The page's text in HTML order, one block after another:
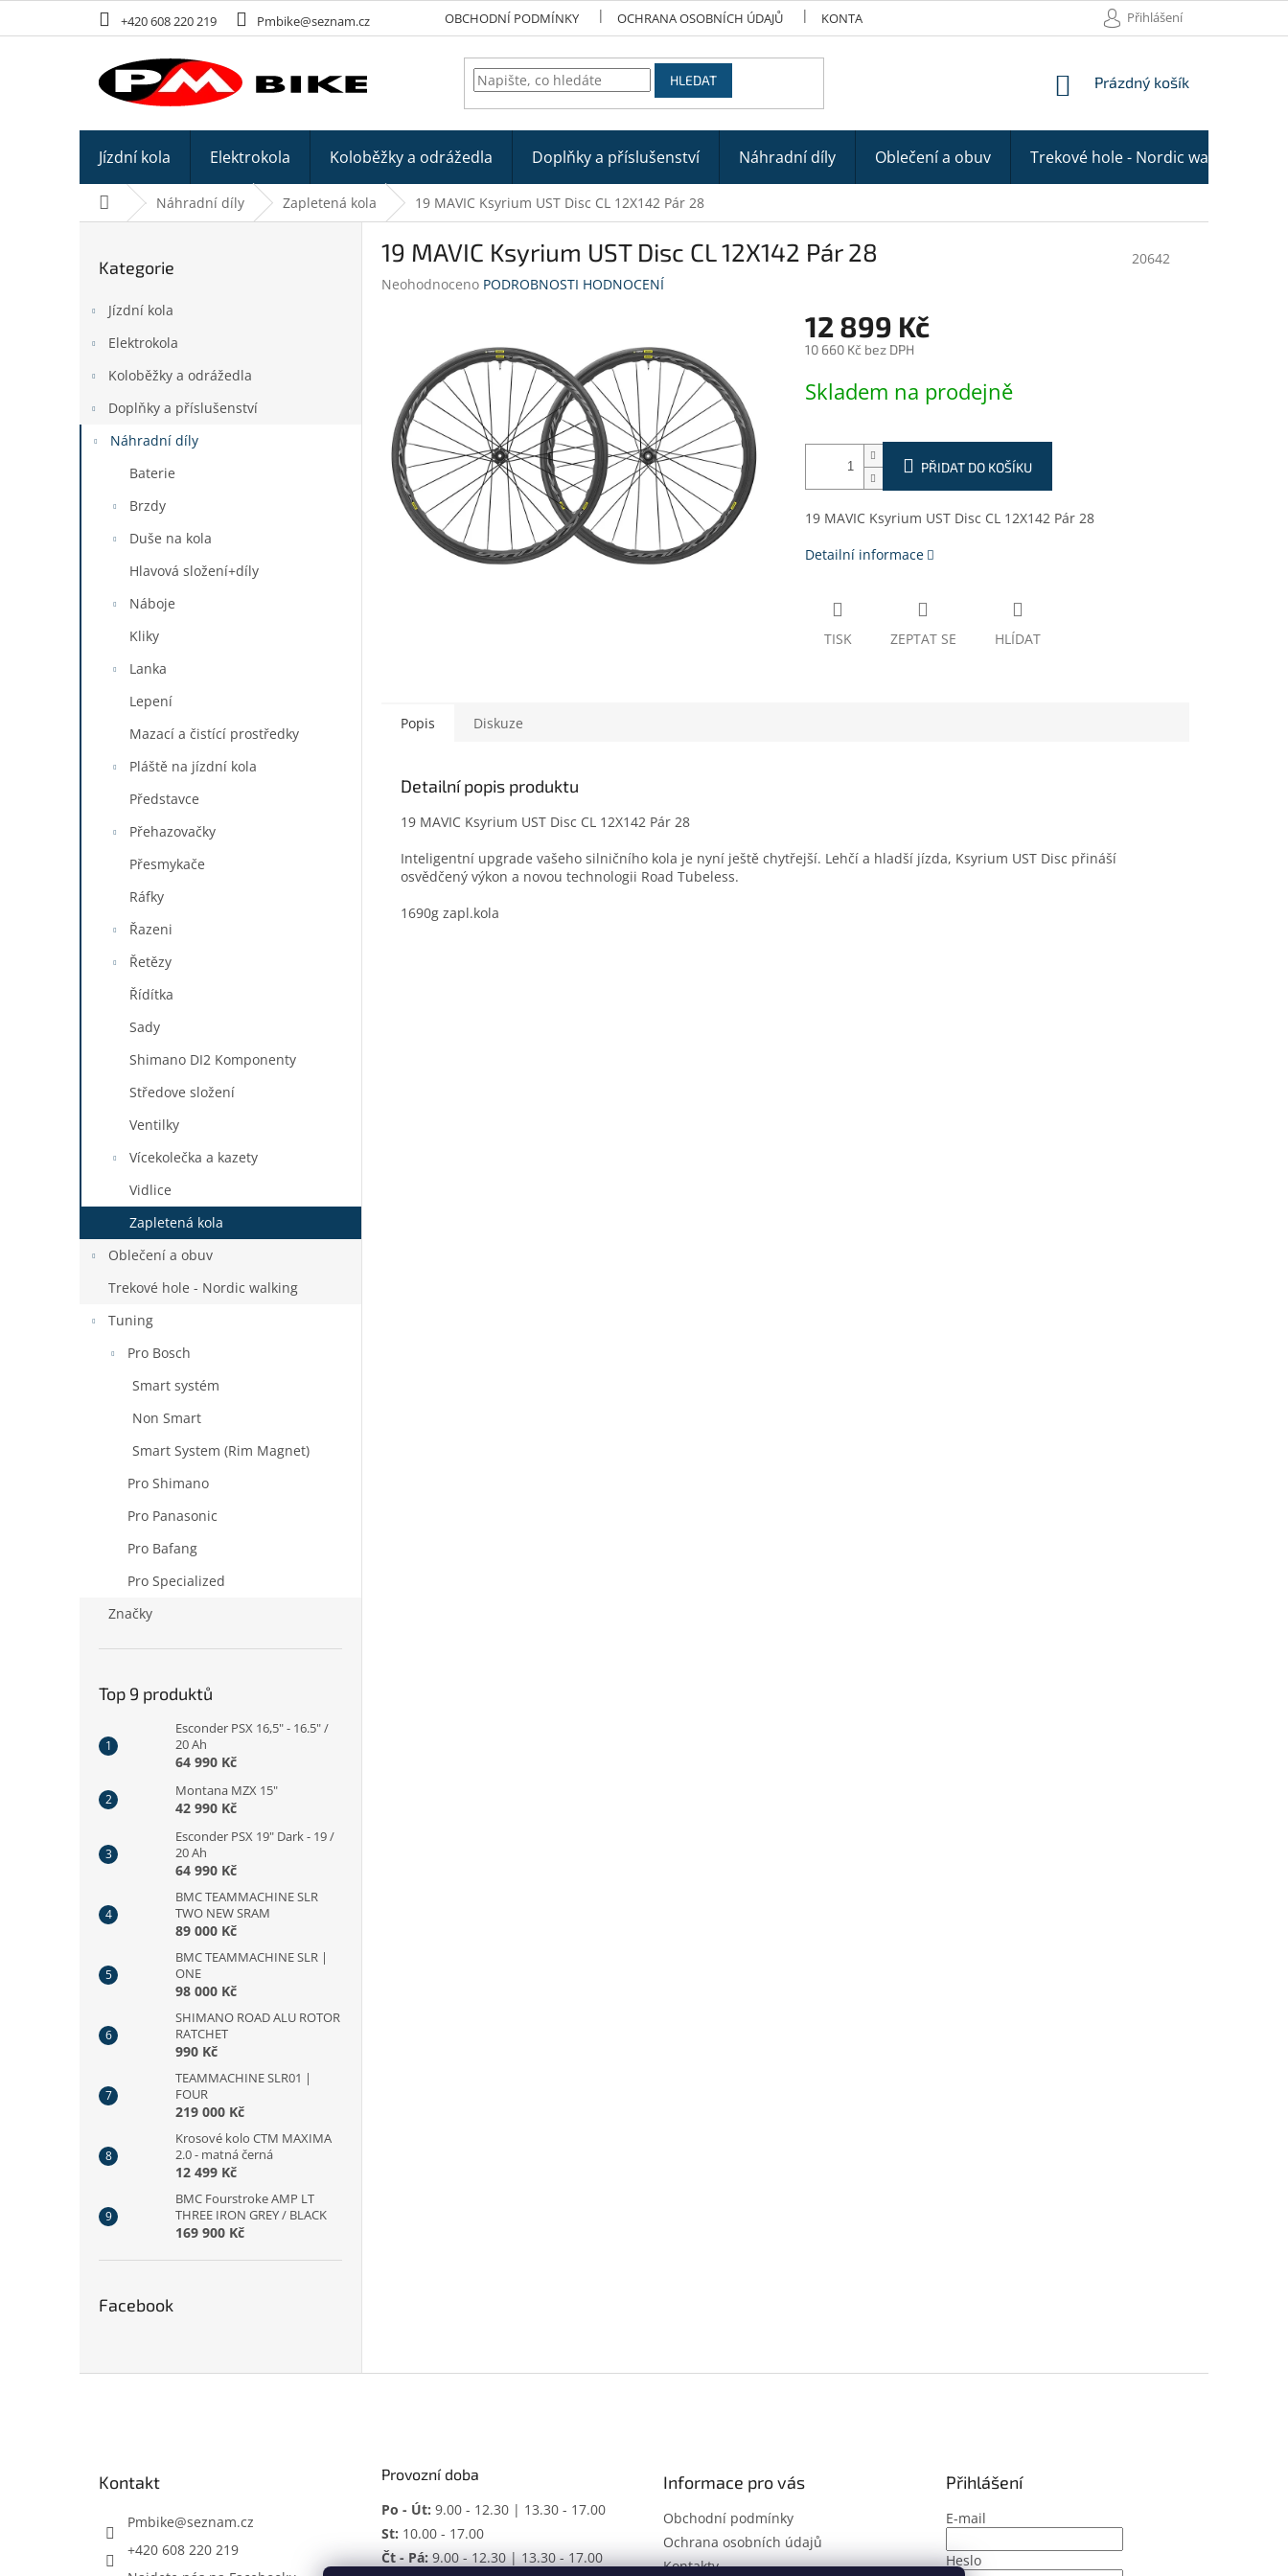
+420 608 220 219 Pmbike@seznam.cz OBCHODNÍ PODMÍNKY OCHRANA OSOBNÍCH ÚDAJŮ KONTAKTY Přihlášení
HLEDAT
NÁKUPNÍ
Prázdný košík
Jízdní kola Elektrokola Koloběžky a odrážedla Doplňky a příslušenství Náhradní díly Oblečení a obuv Trekové hole - Nordic walking
Domů Náhradní díly Zapletená kola 19 MAVIC Ksyrium UST Disc CL 12X142 Pár 28
p
Přeskočit
Kategorie
Jízdní kola
Elektrokola
Koloběžky a odrážedla
Doplňky a příslušenství
Náhradní díly
Baterie
Brzdy
Duše na kola
Hlavová složení+díly
Náboje
Kliky
Lanka
Lepení
Mazací a čistící prostředky
Pláště na jízdní kola
Představce
Přehazovačky
Přesmykače
Ráfky
Řazeni
Řetězy
Řídítka
Sady
Shimano DI2 Komponenty
Středove složení
Ventilky
Vícekolečka a kazety
Vidlice
Zapletená kola
Oblečení a obuv
Trekové hole - Nordic walking
Tuning
Pro Bosch
Smart systém
Non Smart
Smart System (Rim Magnet)
Pro Shimano
Pro Panasonic
Pro Bafang
Pro Specialized
Značky
Top 9 produktů
Esconder PSX 16,5" - 16.5" /
20 Ah
64 990 Kč
Montana MZX 15"
42 990 Kč
Esconder PSX 19" Dark - 19 /
20 Ah
64 990 Kč
BMC TEAMMACHINE SLR
TWO NEW SRAM
89 000 Kč
BMC TEAMMACHINE SLR |
ONE
98 000 Kč
SHIMANO ROAD ALU ROTOR
RATCHET
990 Kč
TEAMMACHINE SLR01 |
FOUR
219 000 Kč
Krosové kolo CTM MAXIMA
2.0 - matná černá
12 499 Kč
BMC Fourstroke AMP LT
THREE IRON GREY / BLACK
169 900 Kč
Facebook
19 MAVIC Ksyrium UST Disc CL 12X142 Pár 28
20642
Průměrné
hvězdiček.
Neohodnoceno PODROBNOSTI HODNOCENÍ
12 899 Kč
10 660 Kč bez DPH
cena:
Skladem na prodejně
PŘIDAT DO KOŠÍKU
19 MAVIC Ksyrium UST Disc CL 12X142 Pár 28
Detailní informace
TISK ZEPTAT SE HLÍDAT
Popis Diskuze
Detailní popis produktu
19 MAVIC Ksyrium UST Disc CL 12X142 Pár 28
Inteligentní upgrade vašeho silničního kola je nyní ještě chytřejší. Lehčí a hladší jízda, Ksyrium UST Disc přináší
osvědčený výkon a novou technologii Road Tubeless.
1690g zapl.kola
Kontakt
Pmbike@seznam.cz
+420 608 220 219
Provozní doba
Po - Út: 9.00 - 12.30 | 13.30 - 17.00
St: 10.00 - 17.00
Čt - Pá:9.00 - 12.30 | 13.30 - 17.00
Informace pro vás
Obchodní podmínky
Ochrana osobních údajů
Kontakty
Přihlášení
E-mail
Heslo